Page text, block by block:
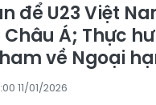
để U23 Việt
Châu Á; Thực
về Ngoại
11/01/2026